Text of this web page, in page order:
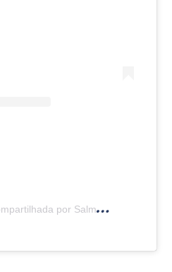
por Salmon Eye (@salmoneye)